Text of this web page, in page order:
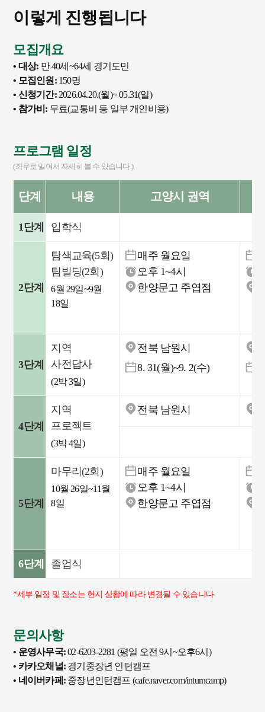
이렇게 진행됩니다
모집개요
• 대상: 만 40세~64세 경기도민
• 모집인원:150명
• 신청기간:2026.04.20.(월)~ 05.31(일)
• 참가비: 무료(교통비 등 일부 개인비용)
프로그램 일정
(좌우로 밀어서 자세히 볼 수 있습니다.)
단계 내용 고양시 권역
1단계 입학식
2단계
탐색교육(5회)
팀빌딩(2회)
6월 29일~9월
18일
매주 월요일
오후 1~4시
한양문고 주엽점
3단계
지역
사전답사
(2박 3일)
전북 남원시
8. 31(월)~9. 2(수)
4단계
지역
프로젝트
(3박 4일)
전북 남원시
5단계
마무리(2회)
10월 26일~11월
8일
매주 월요일
오후 1~4시
한양문고 주엽점
6단계 졸업식
*세부 일정 및 장소는 현지 상황에 따라 변경될 수 있습니다
문의사항
• 운영사무국:02-6203-2281 (평일 오전 9시~오후6시)
• 카카오채널: 경기중장년 인턴캠프
• 네이버카페: 중장년인턴캠프 (cafe.naver.com/inturncamp)